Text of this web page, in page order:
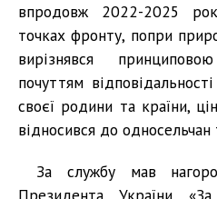
впродовж 2022-2025
точках фронту, попри
вирізнявся
почуттям
своєї родини та країни,
відносився до односельчан
За службу мав